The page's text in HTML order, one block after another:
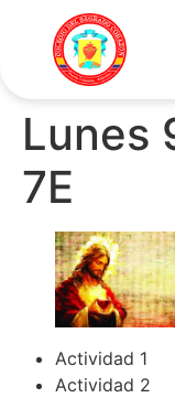
Lunes
7E
Actividad 1
Actividad 2